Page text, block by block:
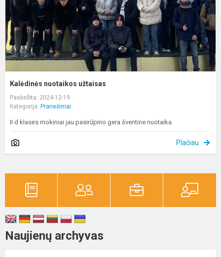
Kalėdinės nuotaikos užtaisas
Paskelbta: 2024-12-19
Kategorija: Pranešimai
II d klasės mokiniai jau pasirūpino gera šventine nuotaika.
Plačiau
Naujienų archyvas